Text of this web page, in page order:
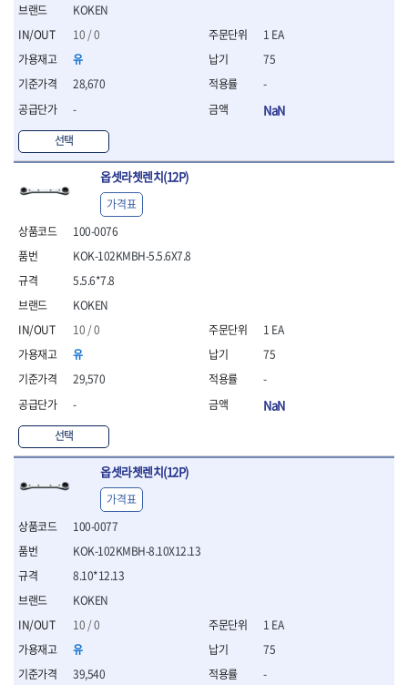
- 임팩XZN비트
- 라쳇핸들세트
- 사각비트
- 토크드라이버
- 포지비트소켓
- 임팩포지비트소켓
플라이어,몽키,스패너
- 뻰치
- 편구스패너
- 플라이어
- 롱노우즈
- 스냅링플라이어
- 그룹조인트플라이어
- 니퍼 외
- 바이스플라이어
- 옵셋렌치
- 콤비네이션렌치
- 양구스패너
- 라쳇콤비네이션렌치
- 라쳇옵셋렌치
- 콤비네이션렌치세트
- 플레어너트렌치
- 양구스패너세트
- 옵셋렌치세트
- 몽키스패너
- 라쳇콤비네이션세트
- 라쳇렌치
- 함마렌치
- 멀티플라이어
- 미니라쳇세트
KOKEN
10 / 0
유
28,670
-
선택
1 EA
75
-
NaN
옵셋라쳇렌치(12P)
100-0076
KOKEN
10 / 0
유
29,570
-
선택
KOK-102KMBH-5.5.6X7.8
5.5.6*7.8
가격표
1 EA
75
-
NaN
옵셋라쳇렌치(12P)
100-0077
KOKEN
10 / 0
유
39,540
KOK-102KMBH-8.10X12.13
8.10*12.13
가격표
1 EA
75
-